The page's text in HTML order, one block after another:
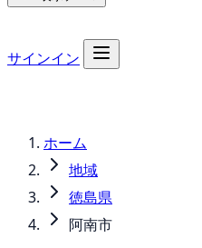
サインイン
ホーム
地域
徳島県
阿南市